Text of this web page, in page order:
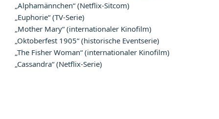
„Alphamännchen“ (Netflix-Sitcom)
„Euphorie“ (TV-Serie)
„Mother Mary“ (internationaler Kinofilm)
„Oktoberfest 1905“ (historische Eventserie)
„The Fisher Woman“ (internationaler Kinofilm)
„Cassandra“ (Netflix-Serie)